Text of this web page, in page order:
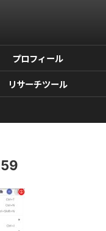
プロフィール
リサーチツール